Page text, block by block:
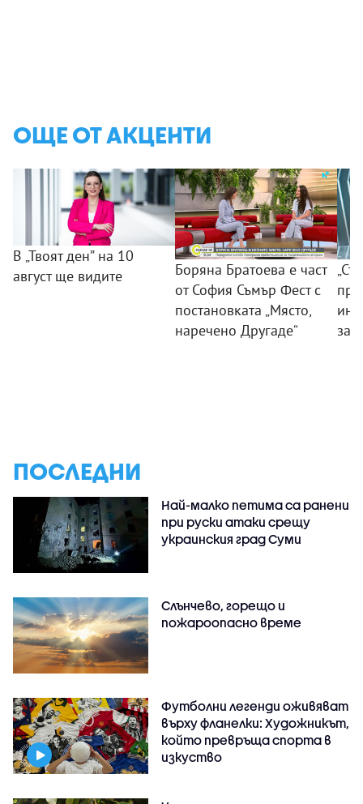
ОЩЕ ОТ АКЦЕНТИ
В „Твоят ден” на 10
август ще видите
Боряна Братоева е част
от София Съмър Фест с
постановката „Място,
наречено Другаде“
ПОСЛЕДНИ
Най-малко петима са ранени
при руски атаки срещу
украинския град Суми
Слънчево, горещо и
пожароопасно време
Футболни легенди оживяват
върху фланелки: Художникът,
който превръща спорта в
изкуство